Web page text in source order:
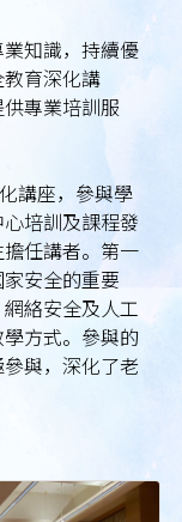
知識，持續優
育深化講
專業培訓服
講座，參與學
培訓及課程發
任講者。第一
安全的重要
絡安全及人工
方式。參與的
與，深化了老